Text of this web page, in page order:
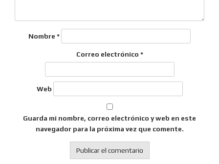
Nombre *
Correo electrónico *
Web
Guarda mi nombre, correo electrónico y web en este
navegador para la próxima vez que comente.